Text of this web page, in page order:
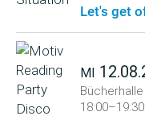
Let's get
MI